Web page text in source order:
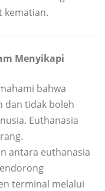
kematian.
Menyikapi
bahwa
dan tidak boleh
Euthanasia
antara euthanasia
terminal melalui